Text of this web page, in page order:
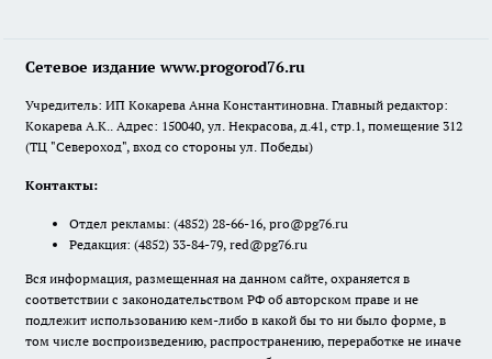
Сетевое издание www.progorod76.ru
Учредитель: ИП Кокарева Анна Константиновна. Главный редактор:
Кокарева А.К.. Адрес: 150040, ул. Некрасова, д.41, стр.1, помещение 312
(ТЦ "Североход", вход со стороны ул. Победы)
Контакты:
Отдел рекламы: (4852) 28-66-16, pro@pg76.ru
Редакция: (4852) 33-84-79, red@pg76.ru
Вся информация, размещенная на данном сайте, охраняется в
соответствии с законодательством РФ об авторском праве и не
подлежит использованию кем-либо в какой бы то ни было форме, в
том числе воспроизведению, распространению, переработке не иначе